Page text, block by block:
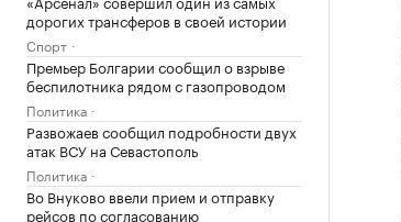
дорогих трансферов в своей истории
Спорт
Премьер Болгарии сообщил о взрыве
беспилотника рядом с газопроводом
Политика
Развожаев сообщил подробности двух
атак ВСУ на Севастополь
Политика
Во Внуково ввели прием и отправку
рейсов по согласованию